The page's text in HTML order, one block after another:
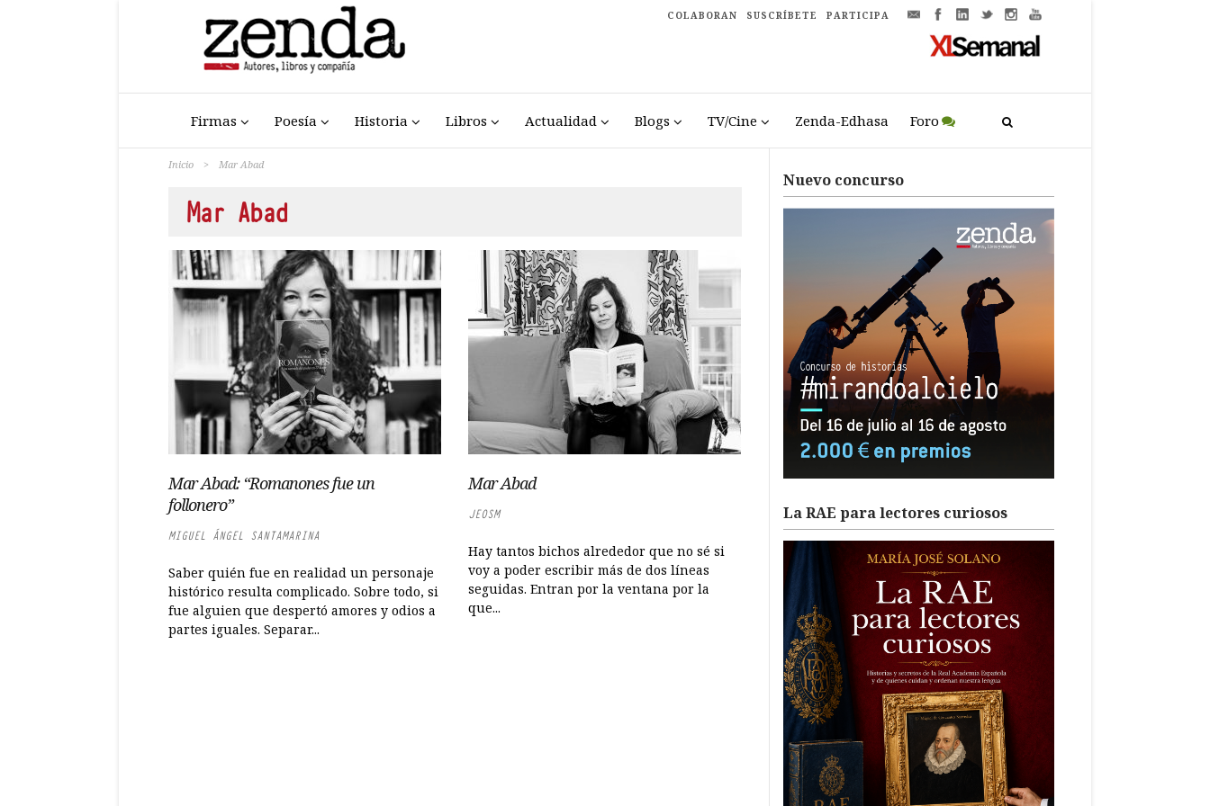
COLABORAN SUSCRÍBETE PARTICIPA
Firmas Poesía Historia Libros Actualidad Blogs TV/Cine Zenda-Edhasa Foro
Inicio > Mar Abad
Mar Abad
Mar Abad: “Romanones fue un
follonero”
MIGUEL ÁNGEL SANTAMARINA
Saber quién fue en realidad un personaje
histórico resulta complicado. Sobre todo, si
fue alguien que despertó amores y odios a
partes iguales. Separar...
Mar Abad
JEOSM
Hay tantos bichos alrededor que no sé si
voy a poder escribir más de dos líneas
seguidas. Entran por la ventana por la
que...
Nuevo concurso
La RAE para lectores curiosos